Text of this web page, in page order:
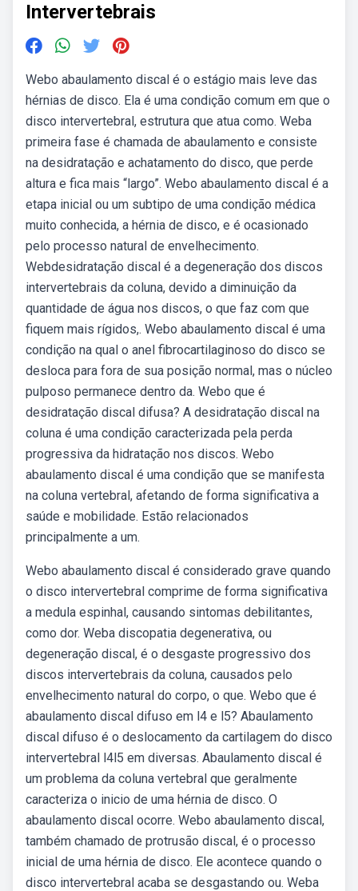
Intervertebrais
Webo abaulamento discal é o estágio mais leve das
hérnias de disco. Ela é uma condição comum em que o
disco intervertebral, estrutura que atua como. Weba
primeira fase é chamada de abaulamento e consiste
na desidratação e achatamento do disco, que perde
altura e fica mais “largo”. Webo abaulamento discal é a
etapa inicial ou um subtipo de uma condição médica
muito conhecida, a hérnia de disco, e é ocasionado
pelo processo natural de envelhecimento.
Webdesidratação discal é a degeneração dos discos
intervertebrais da coluna, devido a diminuição da
quantidade de água nos discos, o que faz com que
fiquem mais rígidos,. Webo abaulamento discal é uma
condição na qual o anel fibrocartilaginoso do disco se
desloca para fora de sua posição normal, mas o núcleo
pulposo permanece dentro da. Webo que é
desidratação discal difusa? A desidratação discal na
coluna é uma condição caracterizada pela perda
progressiva da hidratação nos discos. Webo
abaulamento discal é uma condição que se manifesta
na coluna vertebral, afetando de forma significativa a
saúde e mobilidade. Estão relacionados
principalmente a um.
Webo abaulamento discal é considerado grave quando
o disco intervertebral comprime de forma significativa
a medula espinhal, causando sintomas debilitantes,
como dor. Weba discopatia degenerativa, ou
degeneração discal, é o desgaste progressivo dos
discos intervertebrais da coluna, causados pelo
envelhecimento natural do corpo, o que. Webo que é
abaulamento discal difuso em l4 e l5? Abaulamento
discal difuso é o deslocamento da cartilagem do disco
intervertebral l4l5 em diversas. Abaulamento discal é
um problema da coluna vertebral que geralmente
caracteriza o inicio de uma hérnia de disco. O
abaulamento discal ocorre. Webo abaulamento discal,
também chamado de protrusão discal, é o processo
inicial de uma hérnia de disco. Ele acontece quando o
disco intervertebral acaba se desgastando ou. Weba